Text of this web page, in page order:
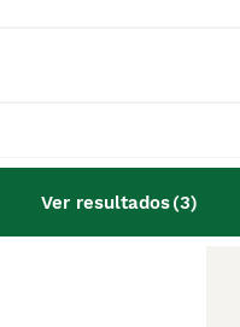
Ver resultados(3)
de Pastor
los precios
como el
y la